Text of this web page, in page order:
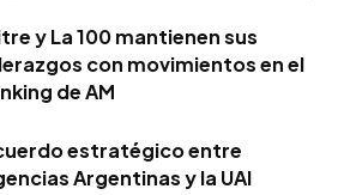
y La 100 mantienen sus
con movimientos en el
de AM
estratégico entre
Argentinas y la UAI